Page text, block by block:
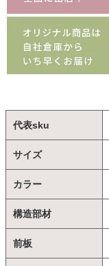
代表sku
サイズ
カラー
構造部材
前板